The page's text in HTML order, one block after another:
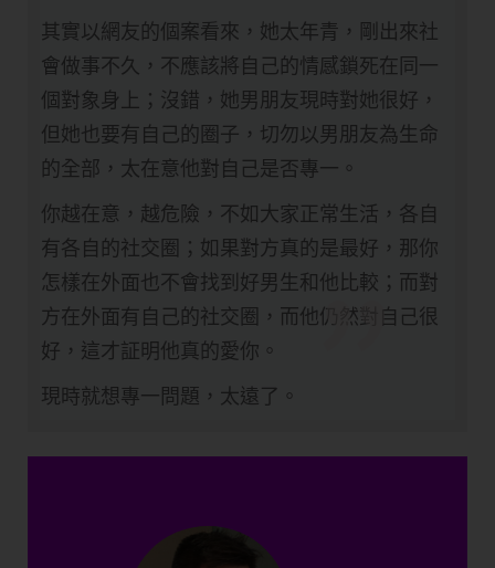
其實以網友的個案看來，她太年青，剛出來社
會做事不久，不應該將自己的情感鎖死在同一
個對象身上；沒錯，她男朋友現時對她很好，
但她也要有自己的圈子，切勿以男朋友為生命
的全部，太在意他對自己是否專一。
你越在意，越危險，不如大家正常生活，各自
有各自的社交圈；如果對方真的是最好，那你
怎樣在外面也不會找到好男生和他比較；而對
方在外面有自己的社交圈，而他仍然對自己很
好，這才証明他真的愛你。
現時就想專一問題，太遠了。
"